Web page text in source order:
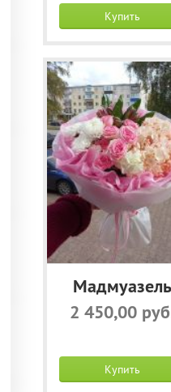
Купить
Мадмуазель
2 450,00
Купить